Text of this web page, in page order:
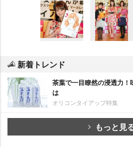
新着トレンド
茶葉で一目瞭然の浸透力！
は
オリコンタイアップ特集
もっと見